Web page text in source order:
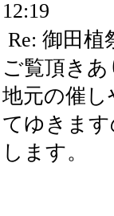
12:19
Re: 御田植
ご覧頂き
地元の催
てゆきま
します。